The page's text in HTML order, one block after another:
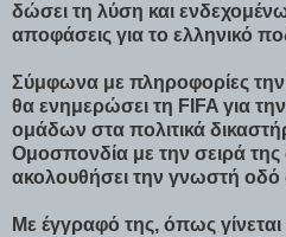
δώσει τη λύση και
αποφάσεις για το ελληνικό
Σύμφωνα με πληροφορίες
θα ενημερώσει τη FIFA για
ομάδων στα πολιτικά
Ομοσπονδία με την σειρά της
ακολουθήσει την γνωστή οδό
Με έγγραφό της, όπως γίνεται